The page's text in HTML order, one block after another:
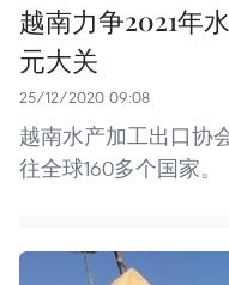
越南力争2021年
元大关
25/12/2020 09:08
越南水产加工出口协
往全球160多个国家。